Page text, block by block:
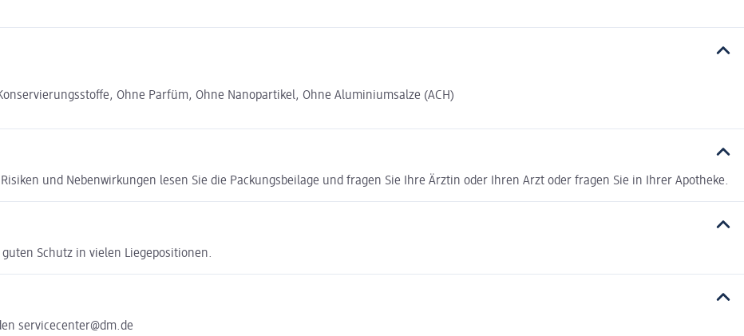
Ohne Parfüm, Ohne Nanopartikel, Ohne Aluminiumsalze (ACH)
und Nebenwirkungen lesen Sie die Packungsbeilage und fragen Sie Ihre Ärztin oder Ihren Arzt oder fragen Sie in Ihrer Apotheke.
Schutz in vielen Liegepositionen.
servicecenter@dm.de